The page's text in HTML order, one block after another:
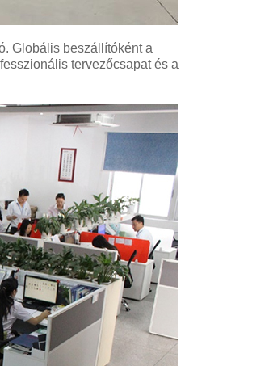
Globális beszállítóként a
tervezőcsapat és a